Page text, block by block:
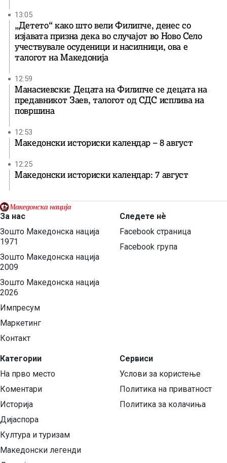
13:05
„Детето“ како што вели Филипче, денес со
изјавата призна дека во случајот во Ново Село
учествувале осуденици и насилници, ова е
талогот на Македонија
12:59
Манасиевски: Децата на Филипче се децата на
предавникот Заев, талогот од СДС исплива на
површина
12:53
Македонски историски календар – 8 август
12:25
Македонски историски календар: 7 август
За нас
Зошто Македонска нација
1971
Зошто Македонска нација
2009
Зошто Македонска нација
2026
Импресум
Маркетинг
Контакт
Категории
На прво место
Коментари
Историја
Дијаспора
Култура и туризам
Македонски легенди
Следете нѐ
Facebook страница
Facebook група
Сервиси
Услови за користење
Политика на приватност
Политика за колачиња